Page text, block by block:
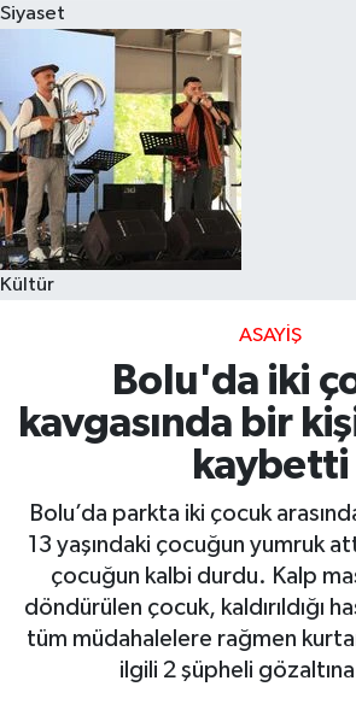
Siyaset
Kültür
ASAYIŞ
Bolu'da iki
kavgasında bir
kaybetti
Bolu’da parkta iki çocuk
13 yaşındaki çocuğun yumruk
çocuğun kalbi durdu. Kalp
döndürülen çocuk, kaldırıldığı
tüm müdahalelere rağmen
ilgili 2 şüpheli gözaltına